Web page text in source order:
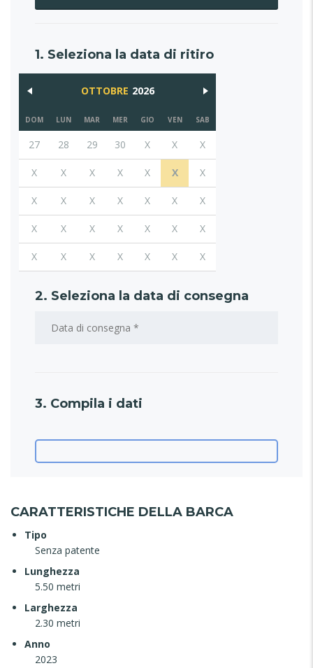
1. Seleziona la data di ritiro
OTTOBRE 2026
DOM LUN MAR MER GIO VEN SAB
27 28 29 30 X X X
X X X X X X X
X X X X X X X
X X X X X X X
X X X X X X X
2. Seleziona la data di consegna
3. Compila i dati
CARATTERISTICHE DELLA BARCA
Tipo
Senza patente
Lunghezza
5.50 metri
Larghezza
2.30 metri
Anno
2023